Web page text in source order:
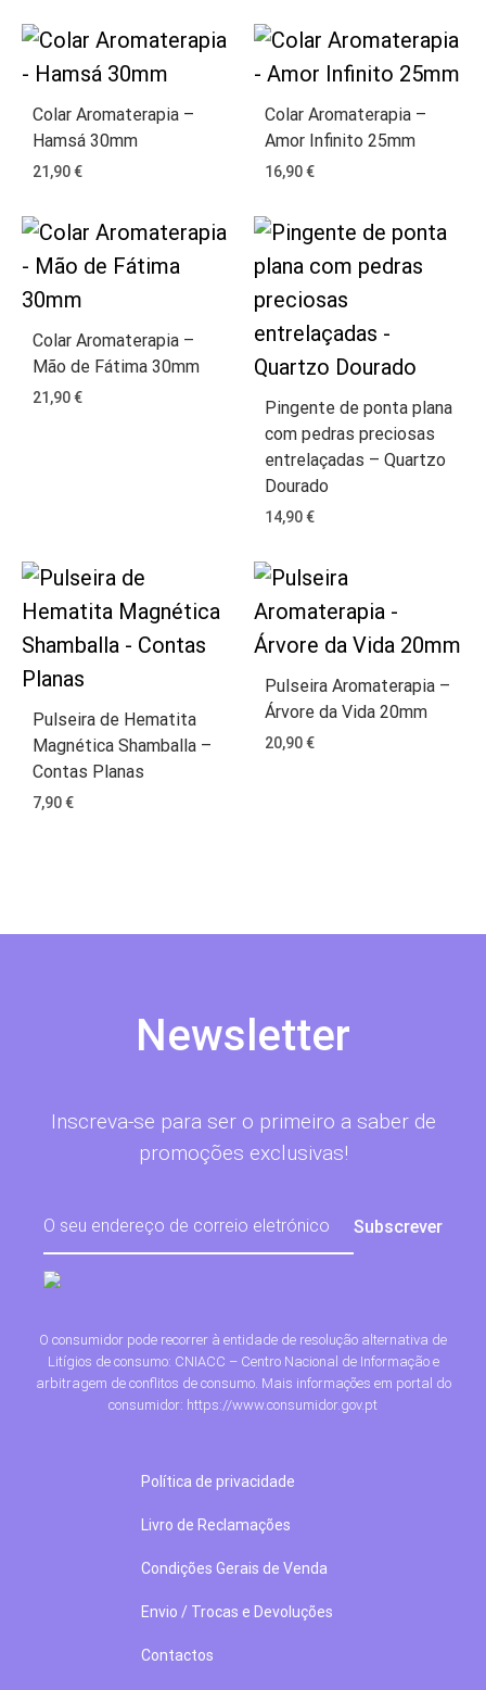
Colar Aromaterapia –
Hamsá 30mm
21,90€
Colar Aromaterapia –
Amor Infinito 25mm
16,90€
Colar Aromaterapia –
Mão de Fátima 30mm
21,90€
Pingente de ponta plana
com pedras preciosas
entrelaçadas – Quartzo
Dourado
14,90€
Pulseira de Hematita
Magnética Shamballa –
Contas Planas
7,90€
Pulseira Aromaterapia –
Árvore da Vida 20mm
20,90€
Newsletter
Inscreva-se para ser o primeiro a saber de
promoções exclusivas!
O consumidor pode recorrer à entidade de resolução alternativa de
Litígios de consumo: CNIACC – Centro Nacional de Informação e
arbitragem de conflitos de consumo. Mais informações em portal do
consumidor: https://www.consumidor.gov.pt
Política de privacidade
Livro de Reclamações
Condições Gerais de Venda
Envio / Trocas e Devoluções
Contactos